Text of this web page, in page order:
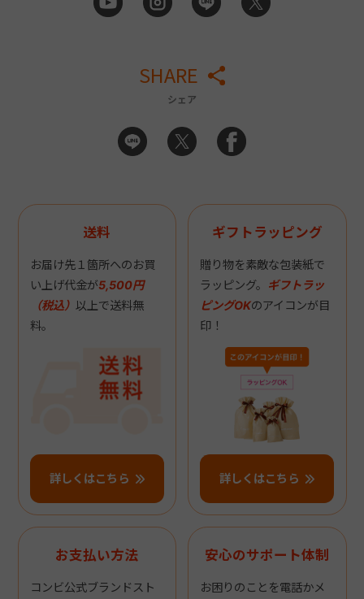
SHARE
シェア
送料
お届け先１箇所へのお買
い上げ代金が5,500円
（税込） 以上で送料無
料。
詳しくはこちら
ギフトラッピング
贈り物を素敵な包装紙で
ラッピング。 ギフトラッ
ピングOKのアイコンが目
印！
詳しくはこちら
お支払い方法
コンビ公式ブランドスト
安心のサポート体制
お困りのことを電話かメ